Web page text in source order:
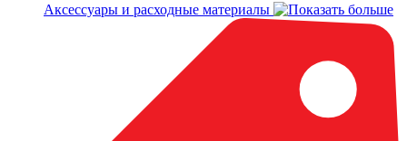
Аксессуары и расходные материалы